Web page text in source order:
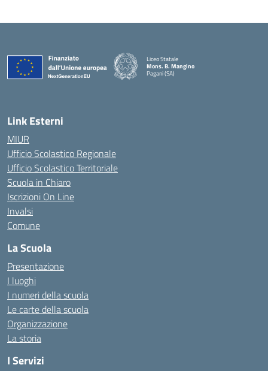
Liceo Statale
Mons. B. Mangino
Pagani (SA)
— Visita la pagina iniziale della scuola
Link Esterni
MIUR
Ufficio Scolastico Regionale
Ufficio Scolastico Territoriale
Scuola in Chiaro
Iscrizioni On Line
Invalsi
Comune
La Scuola
Presentazione
I luoghi
I numeri della scuola
Le carte della scuola
Organizzazione
La storia
I Servizi